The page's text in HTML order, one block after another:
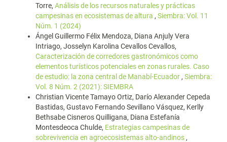
Torre, Análisis de los recursos naturales y prácticas
campesinas en ecosistemas de altura , Siembra: Vol. 11
Núm. 1 (2024)
Ángel Guillermo Félix Mendoza, Diana Anjuly Vera
Intriago, Josselyn Karolina Cevallos Cevallos,
Caracterización de corredores gastronómicos como
elementos turísticos potenciales en zonas rurales. Caso
de estudio: la zona central de Manabí-Ecuador , Siembra:
Vol. 8 Núm. 2 (2021): SIEMBRA
Christian Vicente Tamayo Ortiz, Darío Alexander Cepeda
Bastidas, Gustavo Fernando Sevillano Vásquez, Kerlly
Bethsabe Cisneros Quilligana, Diana Estefanía
Montesdeoca Chulde, Estrategias campesinas de
sobrevivencia en agroecosistemas alto-andinos ,